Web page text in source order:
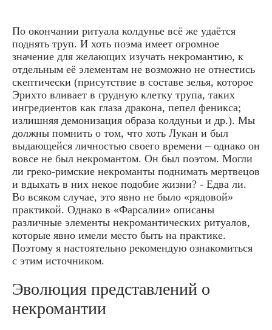
По окончании ритуала колдунье всё же удаётся
поднять труп. И хоть поэма имеет огромное
значение для желающих изучать некромантию, к
отдельным её элементам не возможно не отнестись
скептически (присутствие в составе зелья, которое
Эрихто вливает в грудную клетку трупа, таких
ингредиентов как глаза дракона, пепел феникса;
излишняя демонизация образа колдуньи и др.). Мы
должны помнить о том, что хоть Лукан и был
выдающейся личностью своего времени – однако он
вовсе не был некромантом. Он был поэтом. Могли
ли греко-римские некроманты поднимать мертвецов
и вдыхать в них некое подобие жизни? - Едва ли.
Во всяком случае, это явно не было «рядовой»
практикой. Однако в «Фарсалии» описаны
различные элементы некромантических ритуалов,
которые явно имели место быть на практике.
Поэтому я настоятельно рекомендую ознакомиться
с этим источником.
Эволюция представлений о
некромантии